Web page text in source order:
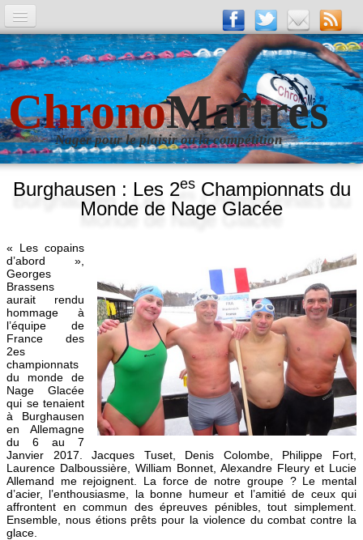
A la Une
Entrainements
La revue
Les numéros
Photos▼
Evènements
Livre d'Or
ChronoMaîtres
Nager pour le plaisir ou la compétition
Burghausen : Les 2esChampionnats du
Monde de Nage Glacée
« Les copains
d’abord »,
Georges
Brassens
aurait rendu
hommage à
l’équipe de
France des
2es
championnats
du monde de
Nage Glacée
qui se tenaient
à Burghausen
en Allemagne
du 6 au 7
Janvier 2017. Jacques Tuset, Denis Colombe, Philippe Fort,
Laurence Dalboussière, William Bonnet, Alexandre Fleury et Lucie
Allemand me rejoignent. La force de notre groupe ? Le mental
d’acier, l’enthousiasme, la bonne humeur et l’amitié de ceux qui
affrontent en commun des épreuves pénibles, tout simplement.
Ensemble, nous étions prêts pour la violence du combat contre la
glace.